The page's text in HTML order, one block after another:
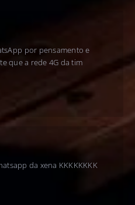
por pensamento e
que a rede 4G da tim
da xena KKKKKKKK